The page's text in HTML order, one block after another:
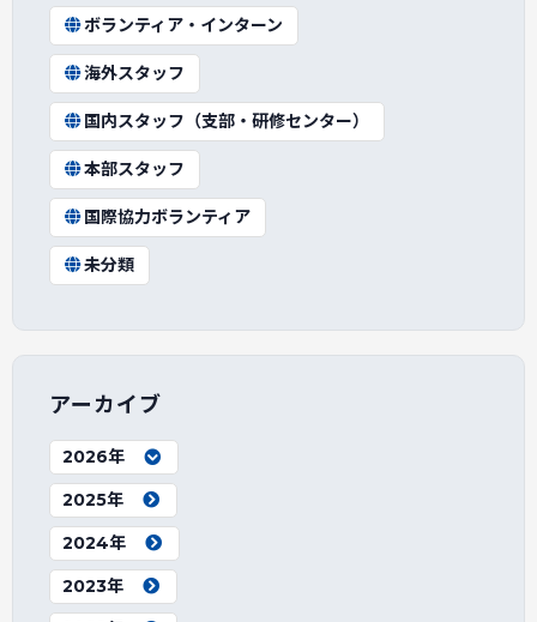
ボランティア・インターン
海外スタッフ
国内スタッフ（支部・研修センター）
本部スタッフ
国際協力ボランティア
未分類
アーカイブ
2026年
2025年
2024年
2023年